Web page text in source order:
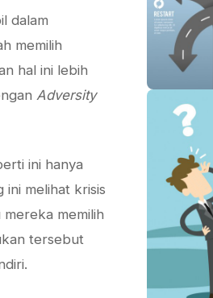
dalam
memilih
hal ini lebih
Adversity
ini hanya
ini melihat krisis
memilih
tersebut